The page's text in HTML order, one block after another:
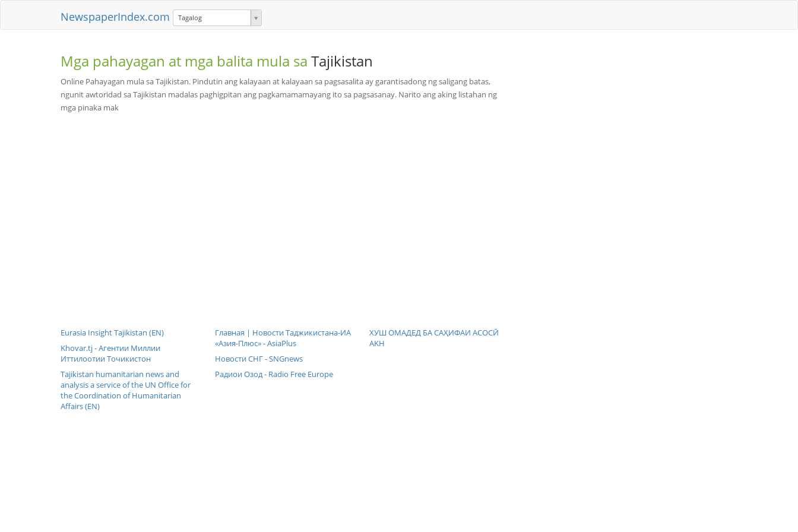
NewspaperIndex.com Tagalog
Mga pahayagan at mga balita mula sa Tajikistan
Online Pahayagan mula sa Tajikistan. Pindutin ang kalayaan at kalayaan sa pagsasalita ay garantisadong ng saligang batas,
ngunit awtoridad sa Tajikistan madalas paghigpitan ang pagkamamamayang ito sa pagsasanay. Narito ang aking listahan ng
mga pinaka mak
Eurasia Insight Tajikistan (EN)
Khovar.tj - Агентии Миллии
Иттилоотии Точикистон
Tajikistan humanitarian news and
analysis a service of the UN Office for
the Coordination of Humanitarian
Affairs (EN)
Главная | Новости Таджикистана-ИА
«Азия-Плюс» - AsiaPlus
Новости СНГ - SNGnews
Радиои Озод - Radio Free Europe
ХУШ ОМАДЕД БА САҲИФАИ АСОСӢ
AKH